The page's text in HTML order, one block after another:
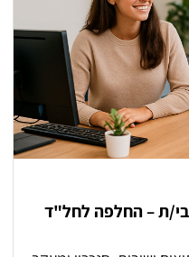
בתוכנית.
ת – החלפה לחל"ד